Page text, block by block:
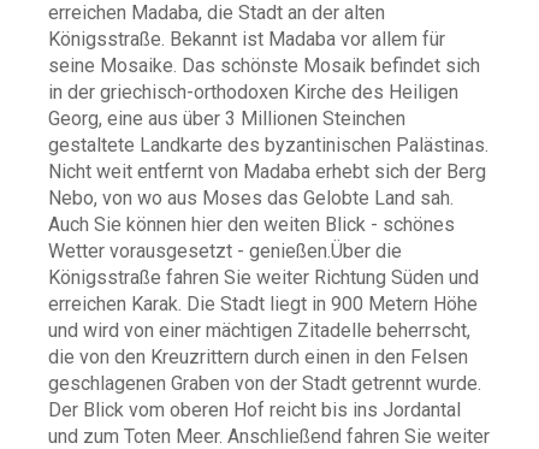
erreichen Madaba, die Stadt an der alten
Königsstraße. Bekannt ist Madaba vor allem für
seine Mosaike. Das schönste Mosaik befindet sich
in der griechisch-orthodoxen Kirche des Heiligen
Georg, eine aus über 3 Millionen Steinchen
gestaltete Landkarte des byzantinischen Palästinas.
Nicht weit entfernt von Madaba erhebt sich der Berg
Nebo, von wo aus Moses das Gelobte Land sah.
Auch Sie können hier den weiten Blick - schönes
Wetter vorausgesetzt - genießen.Über die
Königsstraße fahren Sie weiter Richtung Süden und
erreichen Karak. Die Stadt liegt in 900 Metern Höhe
und wird von einer mächtigen Zitadelle beherrscht,
die von den Kreuzrittern durch einen in den Felsen
geschlagenen Graben von der Stadt getrennt wurde.
Der Blick vom oberen Hof reicht bis ins Jordantal
und zum Toten Meer. Anschließend fahren Sie weiter